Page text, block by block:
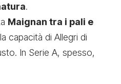
.
Maignan tra i pali e
capacità di Allegri di
In Serie A, spesso,